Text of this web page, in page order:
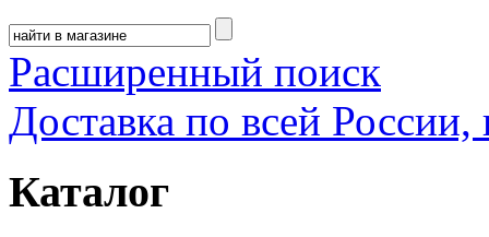
Расширенный поиск
Доставка по всей России,
Каталог